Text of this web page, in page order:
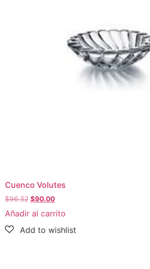
Cuenco Volutes
$96.52 $90.00
Añadir al carrito